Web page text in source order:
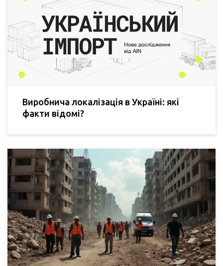
Виробнича локалізація в Україні: які
факти відомі?